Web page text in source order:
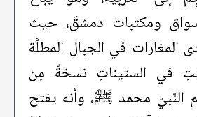
ومكتبات دمشقَ، حيث
المغارات في الجبال المطلَّة
في الستيناتِ نسخةً مِن
النّبيّ محمد ﷺ، وأنه يفتح